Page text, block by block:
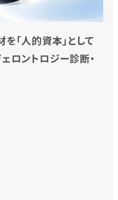
「人的資本」として
ロントロジー診断・